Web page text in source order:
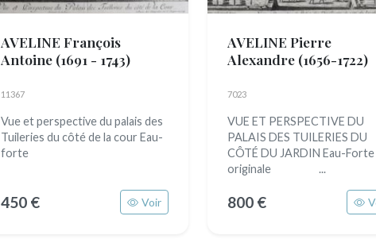
AVELINE François
Antoine (1691 - 1743)
11367
Vue et perspective du palais des
Tuileries du côté de la cour Eau-
forte
450 € Voir
AVELINE Pierre
Alexandre (1656-1722)
7023
VUE ET PERSPECTIVE DU
PALAIS DES TUILERIES DU
CÔTÉ DU JARDIN Eau-Forte
originale ...
800 €